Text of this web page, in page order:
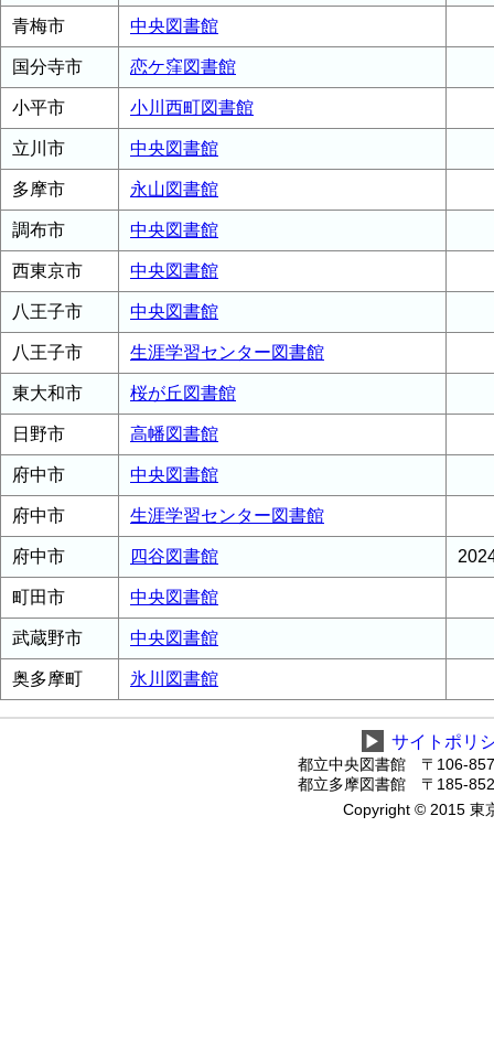
青梅市 中央図書館
国分寺市 恋ケ窪図書館
小平市 小川西町図書館
立川市 中央図書館
多摩市 永山図書館
調布市 中央図書館
西東京市 中央図書館
八王子市 中央図書館
八王子市 生涯学習センター図書館
東大和市 桜が丘図書館
日野市 高幡図書館
府中市 中央図書館
府中市 生涯学習センター図書館
府中市 四谷図書館
町田市 中央図書館
武蔵野市 中央図書館
奥多摩町 氷川図書館
▶ サイトポリ
都立中央図書館 〒106-
都立多摩図書館 〒185-
Copyright © 2015 東